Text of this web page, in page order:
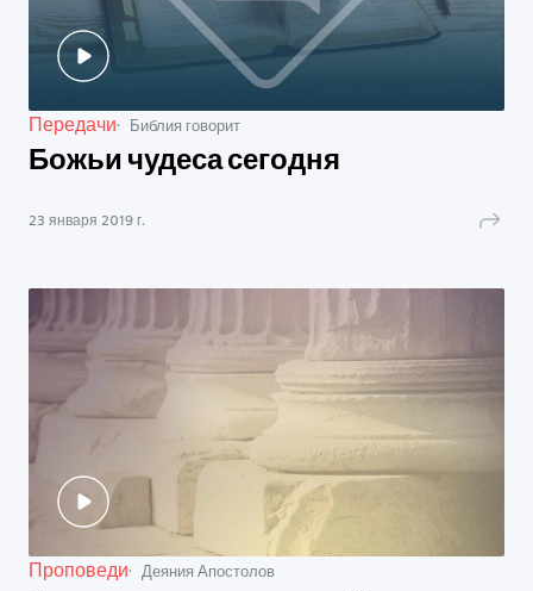
Передачи Библия говорит
Божьи чудеса сегодня
23 января 2019 г.
Проповеди Деяния Апостолов